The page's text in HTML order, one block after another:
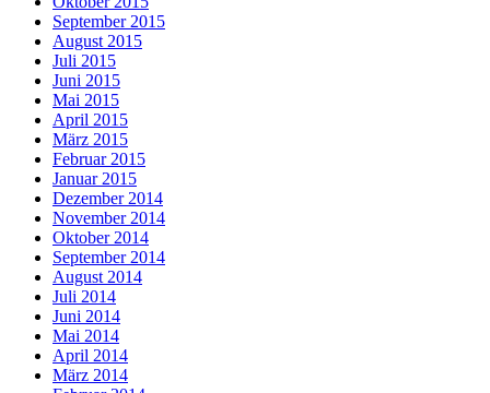
September 2015
August 2015
Juli 2015
Juni 2015
Mai 2015
April 2015
März 2015
Februar 2015
Januar 2015
Dezember 2014
November 2014
Oktober 2014
September 2014
August 2014
Juli 2014
Juni 2014
Mai 2014
April 2014
März 2014